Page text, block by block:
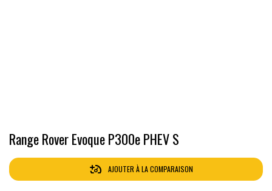
Range Rover Evoque P300e PHEV S
AJOUTER À LA COMPARAISON